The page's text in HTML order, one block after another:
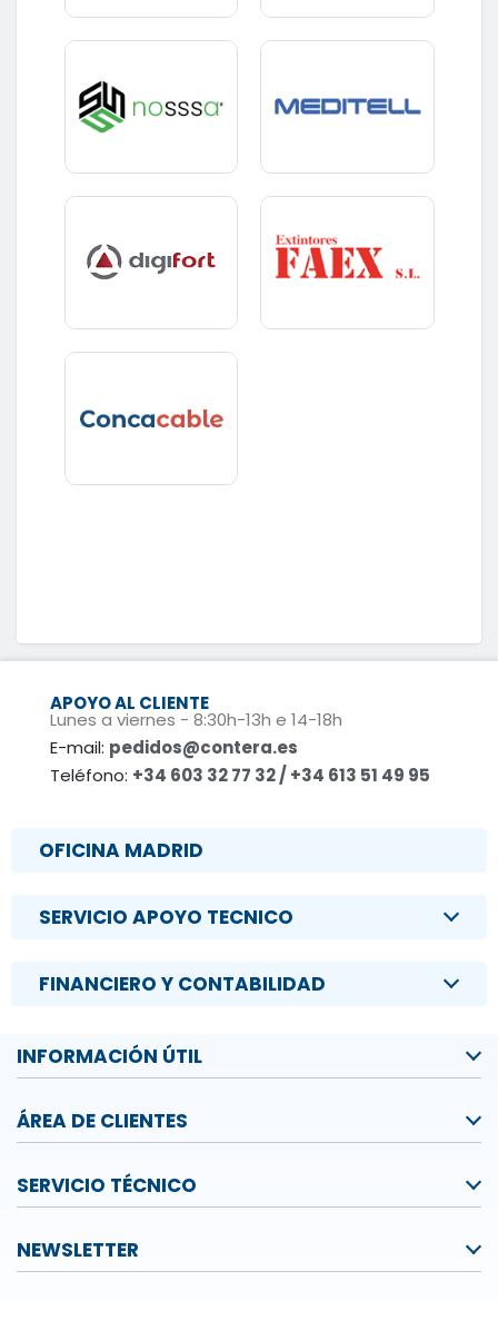
APOYO AL CLIENTE
Lunes a viernes - 8:30h-13h e 14-18h
E-mail: pedidos@contera.es
Teléfono: +34 603 32 77 32 / +34 613 51 49 95
OFICINA MADRID
SERVICIO APOYO TECNICO
FINANCIERO Y CONTABILIDAD
INFORMACIÓN ÚTIL
ÁREA DE CLIENTES
SERVICIO TÉCNICO
NEWSLETTER